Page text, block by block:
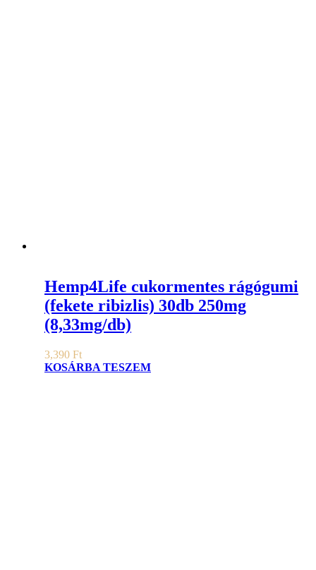
Hemp4Life cukormentes rágógumi
(fekete ribizlis) 30db 250mg
(8,33mg/db)
3,390 Ft
KOSÁRBA TESZEM